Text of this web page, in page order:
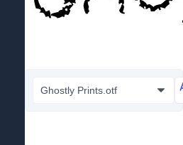
Ghostly Prints.otf